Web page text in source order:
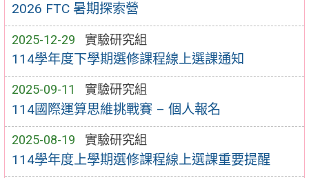
2026 FTC 暑期探索營
2025-12-29 實驗研究組
114學年度下學期選修課程線上選課通知
2025-09-11 實驗研究組
114國際運算思維挑戰賽 – 個人報名
2025-08-19 實驗研究組
114學年度上學期選修課程線上選課重要提醒